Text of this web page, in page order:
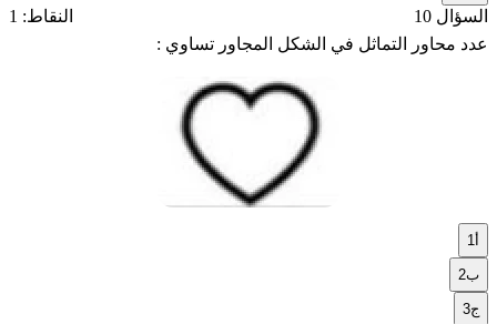
السؤال 10
النقاط: 1
عدد محاور التماثل في الشكل المجاور تساوي :
1
ب2
ج3